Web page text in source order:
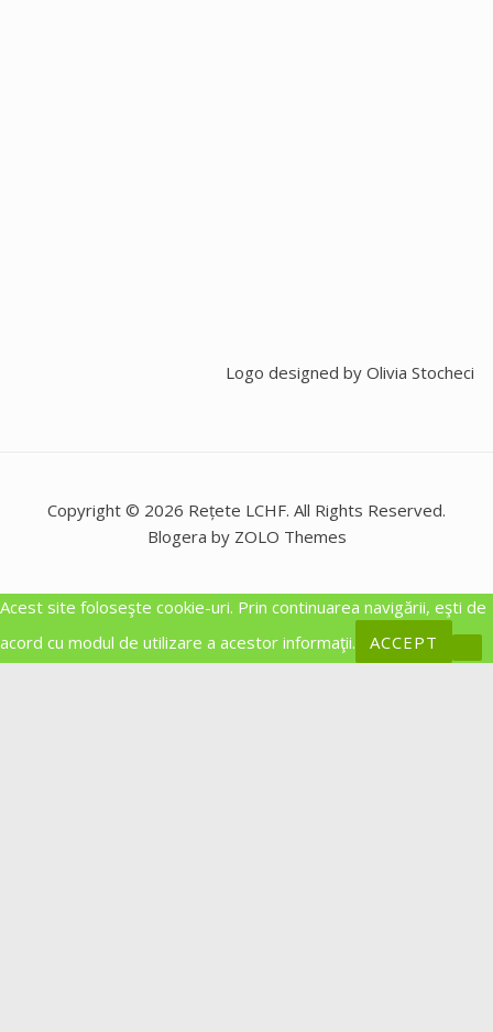
Logo designed by Olivia Stocheci
Copyright © 2026 Rețete LCHF. All Rights Reserved.
Blogera by ZOLO Themes
Acest site foloseşte cookie-uri. Prin continuarea navigării, eşti de
acord cu modul de utilizare a acestor informaţii.
ACCEPT